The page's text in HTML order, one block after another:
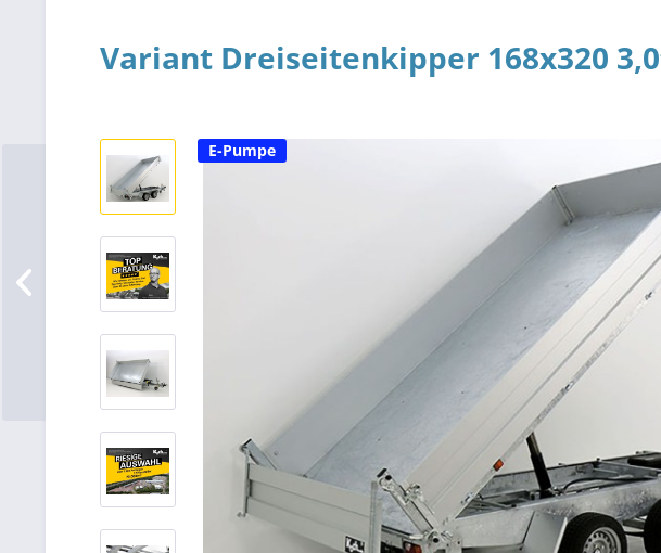
Variant Dreiseitenkipper 168x320
E-Pumpe